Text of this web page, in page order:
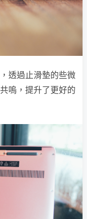
透過止滑墊的些微
嗚，提升了更好的